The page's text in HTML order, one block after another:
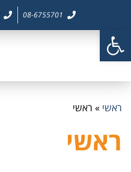
פתח סרגל נגישות
08-6755701
ראשי » ראשי
ראשי